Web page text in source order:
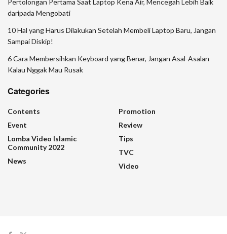
daripada Mengobati
10 Hal yang Harus Dilakukan Setelah Membeli Laptop Baru, Jangan
Sampai Diskip!
6 Cara Membersihkan Keyboard yang Benar, Jangan Asal-Asalan
Kalau Nggak Mau Rusak
Categories
Contents
Event
Lomba Video Islamic
Community 2022
News
Promotion
Review
Tips
TVC
Video